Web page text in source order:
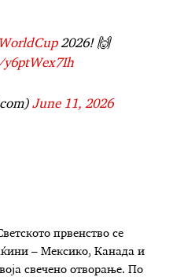
2026! 🙌
June 11, 2026
првенство се
– Мексико, Канада и
свечено отворање. По